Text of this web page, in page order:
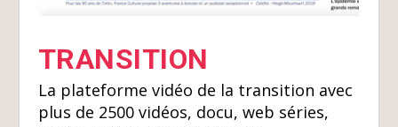
TRANSITION
La plateforme vidéo de la transition avec
plus de 2500 vidéos, docu, web séries,